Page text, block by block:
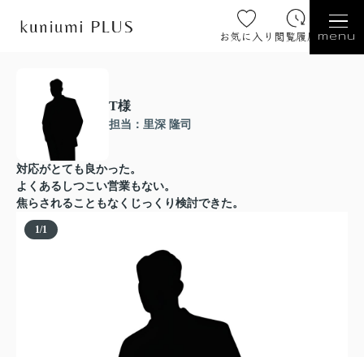
お気に入り 閲覧履歴 menu
T様
担当：里深 隆司
対応がとても良かった。
よくあるしつこい営業もない。
焦らされることもなくじっくり検討できた。
1/1